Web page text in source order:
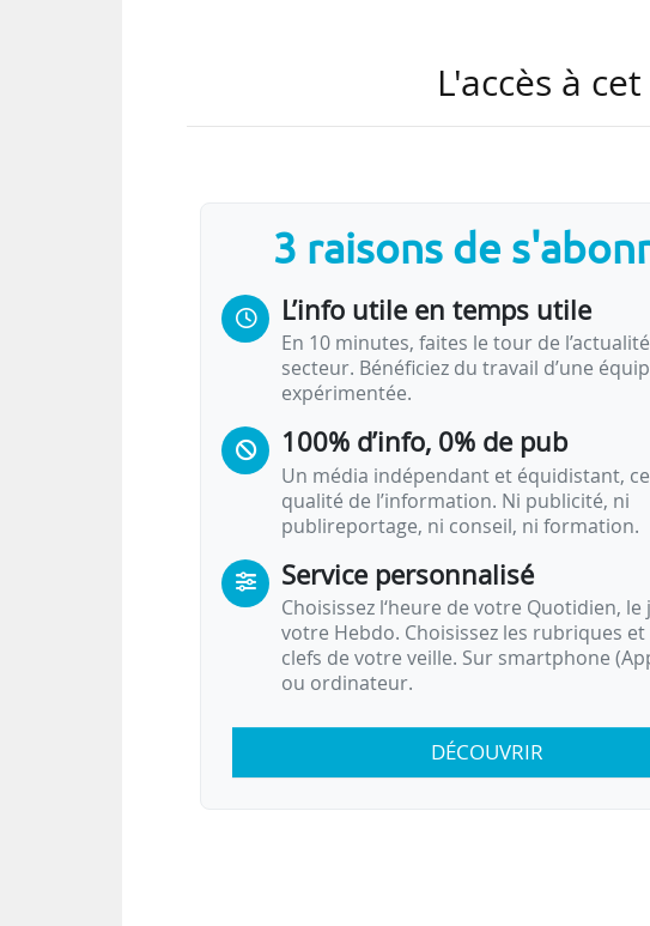
modalités d’apprentissage spécifiques,
La clôture du dépôt des dossiers est fixée
mai 2018 après examen par les
originaux et créatifs en lien avec…
L'accès à
3 raisons de
L’info utile en temps utile
En 10 minutes, faites le tour de
secteur. Bénéficiez du travail d’une
expérimentée.
100% d’info, 0% de pub
Un média indépendant et équidistant,
qualité de l’information. Ni publicité, ni
publireportage, ni conseil, ni formation.
Service personnalisé
Choisissez l‘heure de votre Quotidien, le
votre Hebdo. Choisissez les rubriques
clefs de votre veille. Sur smartphone
ou ordinateur.
DÉCOUVRIR